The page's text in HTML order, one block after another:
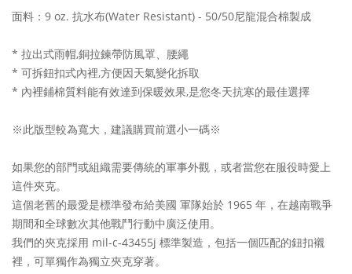
面料：9 oz. 抗水布(Water Resistant) - 50/50尼龍混合棉製成
* 拉出式雨帽,銅拉鍊帶防風罩、腰繩
* 可拆鈕扣式內裡,方便因天氣變化拆取
* 內裡鋪棉質料能有效達到保暖效果,是您冬天抗寒的最佳選擇
※此版型較為寬大，建議購買前選小一碼※
如果您的部門或組織需要傳統的軍事外觀，或者當您在服役時愛上
這件夾克。
這個老舊的最愛是標準發布給美國 軍隊始於 1965 年，在越南戰爭
期間和全球數次其他戰鬥行動中廣泛使用。
我們的夾克採用 mil-c-43455j 標準製造，包括一個匹配的鈕扣襯
裡，可單獨作為獨立夾克穿著。